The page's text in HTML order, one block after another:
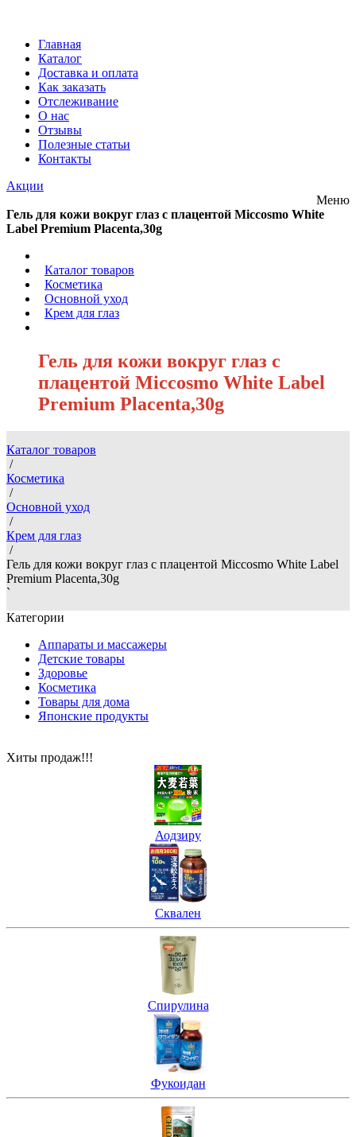
Главная
Каталог
Доставка и оплата
Как заказать
Отслеживание
О нас
Отзывы
Полезные статьи
Контакты
Акции
Меню
Гель для кожи вокруг глаз с плацентой Miccosmo White
Label Premium Placenta,30g
Каталог товаров
Косметика
Основной уход
Крем для глаз
Гель для кожи вокруг глаз с
плацентой Miccosmo White Label
Premium Placenta,30g
Каталог товаров
/
Косметика
/
Основной уход
/
Крем для глаз
/
Гель для кожи вокруг глаз с плацентой Miccosmo White Label
Premium Placenta,30g
`
Категории
Аппараты и массажеры
Детские товары
Здоровье
Косметика
Товары для дома
Японские продукты
Хиты продаж!!!
Аодзиру
Сквален
Спирулина
Фукоидан